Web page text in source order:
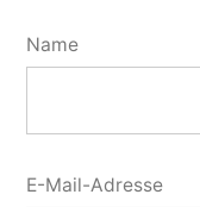
Name
E-Mail-Adresse